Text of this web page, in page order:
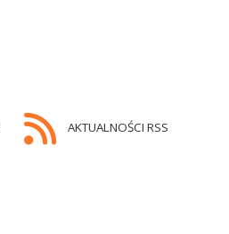
AKTUALNOŚCI RSS